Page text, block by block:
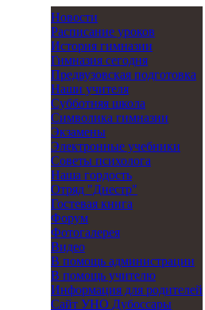
Новости
Расписание уроков
История гимназии
Гимназия сегодня
Предвузовская подготовка
Наши учителя
Субботняя школа
Символика гимназии
Экзамены
Электронные учебники
Советы психолога
Наша гордость
Отряд "Днестр"
Гостевая книга
Форум
Фотогалерея
Видео
В помощь администрации
В помощь учителю
Информация для родителей
Cайт УНО Дубоссары